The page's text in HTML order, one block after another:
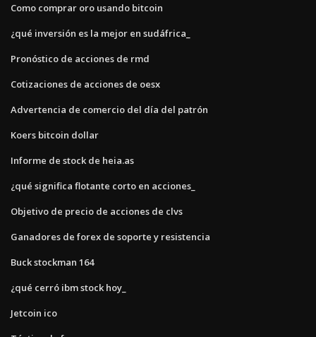
Como comprar oro usando bitcoin
¿qué inversión es la mejor en sudáfrica_
Pronóstico de acciones de rmd
Cotizaciones de acciones de oesx
Advertencia de comercio del día del patrón
Koers bitcoin dollar
Informe de stock de heia.as
¿qué significa flotante corto en acciones_
Objetivo de precio de acciones de clvs
Ganadores de forex de soporte y resistencia
Buck stockman 164
¿qué cerró ibm stock hoy_
Jetcoin ico